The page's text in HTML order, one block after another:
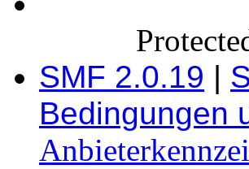
SMF 2.0.19 |
Bedingungen